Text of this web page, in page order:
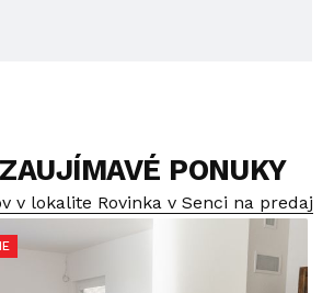
PONUKY
v lokalite Rovinka v Senci na predaj